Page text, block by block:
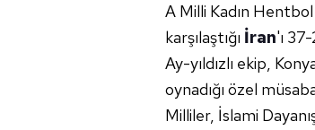
A Milli Kadın Hentbol
karşılaştığı İran'ı
Ay-yıldızlı ekip,
oynadığı özel
Milliler, İslami